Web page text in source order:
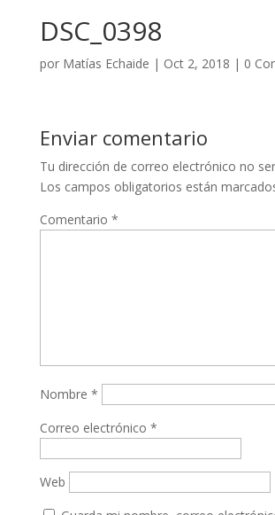
DSC_0398
por Matías Echaide | Oct 2, 2018 | 0
Enviar comentario
Tu dirección de correo electrónico no
Los campos obligatorios están
Comentario *
Nombre *
Correo electrónico *
Web